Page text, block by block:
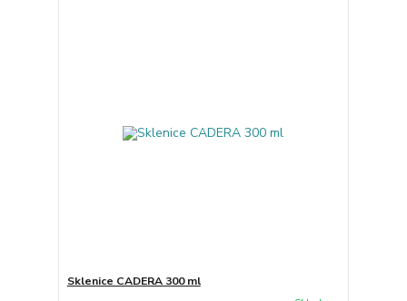
Sklenice CADERA 300 ml